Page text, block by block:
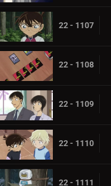
22 - 1107
22 - 1108
22 - 1109
22 - 1110
22 - 1111